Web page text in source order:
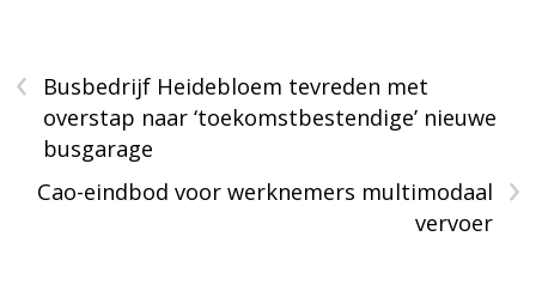
‹
Busbedrijf Heidebloem tevreden met
overstap naar ‘toekomstbestendige’ nieuwe
busgarage
›
Cao-eindbod voor werknemers multimodaal
vervoer